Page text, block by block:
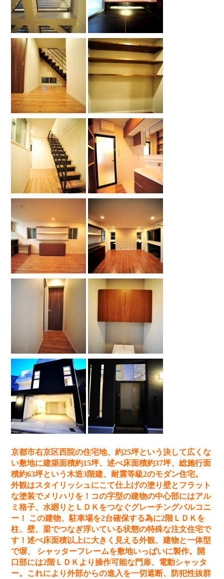
京都市右京区西院の住宅地、約25坪という決して広くな
い敷地に建築面積約15坪、述べ床面積約37坪、総施行面
積約63坪という木造3階建、耐震等級2のモダン住宅。
外観はスタイリッシュにこて仕上げの塗り壁とフラット
な塗装でメリハリを！コの字型の建物の中心部にはアル
ミ格子、水廻りとＬＤＫをつなぐグレーチングバルコニ
ー！ この建物、駐車場を2台確保する為に2階ＬＤＫを
柱、壁、梁でつなぎ浮いている状態の特殊な注文住宅で
す！述べ床面積以上に大きく見える外観、建物と一体型
で塀、 シャッターフレームを敷地いっぱいに製作。開
口部には2階ＬＤＫより操作可能な門扉、電動シャッタ
ー。これにより外部からの進入を一切遮断、防犯性抜群